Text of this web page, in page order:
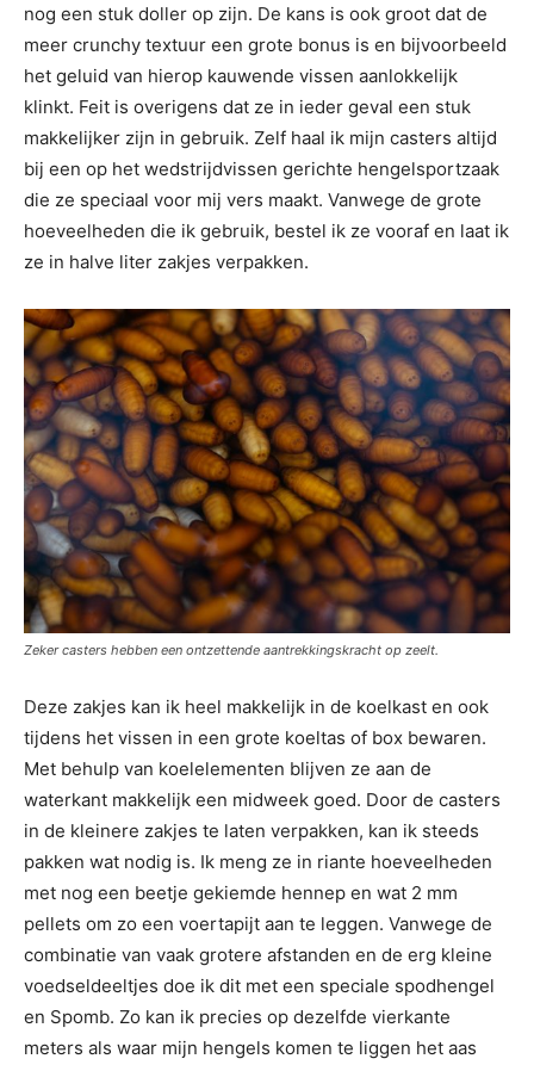
nog een stuk doller op zijn. De kans is ook groot dat de
meer crunchy textuur een grote bonus is en bijvoorbeeld
het geluid van hierop kauwende vissen aanlokkelijk
klinkt. Feit is overigens dat ze in ieder geval een stuk
makkelijker zijn in gebruik. Zelf haal ik mijn casters altijd
bij een op het wedstrijdvissen gerichte hengelsportzaak
die ze speciaal voor mij vers maakt. Vanwege de grote
hoeveelheden die ik gebruik, bestel ik ze vooraf en laat ik
ze in halve liter zakjes verpakken.
Zeker casters hebben een ontzettende aantrekkingskracht op zeelt.
Deze zakjes kan ik heel makkelijk in de koelkast en ook
tijdens het vissen in een grote koeltas of box bewaren.
Met behulp van koelelementen blijven ze aan de
waterkant makkelijk een midweek goed. Door de casters
in de kleinere zakjes te laten verpakken, kan ik steeds
pakken wat nodig is. Ik meng ze in riante hoeveelheden
met nog een beetje gekiemde hennep en wat 2 mm
pellets om zo een voertapijt aan te leggen. Vanwege de
combinatie van vaak grotere afstanden en de erg kleine
voedseldeeltjes doe ik dit met een speciale spodhengel
en Spomb. Zo kan ik precies op dezelfde vierkante
meters als waar mijn hengels komen te liggen het aas